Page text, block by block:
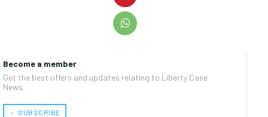
Become a member
Get the best offers and updates relating to Liberty Case
News.
﹢ SUBSCRIBE